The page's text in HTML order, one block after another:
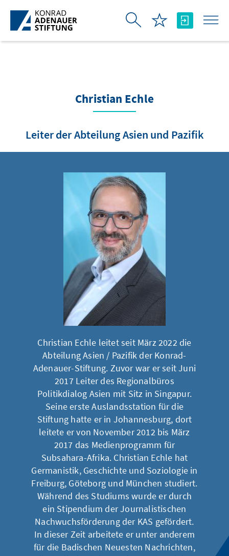
跳转到主内容
Christian Echle
Leiter der Abteilung Asien und Pazifik
Christian Echle leitet seit März 2022 die
Abteilung Asien / Pazifik der Konrad-
Adenauer-Stiftung. Zuvor war er seit Juni
2017 Leiter des Regionalbüros
Politikdialog Asien mit Sitz in Singapur.
Seine erste Auslandsstation für die
Stiftung hatte er in Johannesburg, dort
leitete er von November 2012 bis März
2017 das Medienprogramm für
Subsahara-Afrika. Christian Echle hat
Germanistik, Geschichte und Soziologie in
Freiburg, Göteborg und München studiert.
Während des Studiums wurde er durch
ein Stipendium der Journalistischen
Nachwuchsförderung der KAS gefördert.
In dieser Zeit arbeitete er unter anderem
für die Badischen Neuesten Nachrichten,